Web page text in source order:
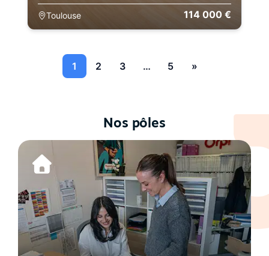
114 000 €
Toulouse
1 2 3 … 5 »
Nos pôles